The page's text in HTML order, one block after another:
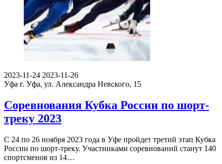
2023-11-24 2023-11-26
Уфа г. Уфа, ул. Александра Невского, 15
Соревнования Кубка России по шорт-
треку 2023
С 24 по 26 ноября 2023 года в Уфе пройдет третий этап Кубка
России по шорт-треку. Участниками соревнований станут 140
спортсменов из 14…